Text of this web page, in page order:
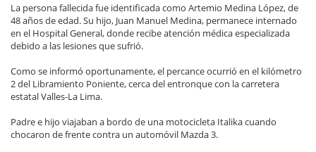
La persona fallecida fue identificada como Artemio Medina López, de
48 años de edad. Su hijo, Juan Manuel Medina, permanece internado
en el Hospital General, donde recibe atención médica especializada
debido a las lesiones que sufrió.
Como se informó oportunamente, el percance ocurrió en el kilómetro
2 del Libramiento Poniente, cerca del entronque con la carretera
estatal Valles-La Lima.
Padre e hijo viajaban a bordo de una motocicleta Italika cuando
chocaron de frente contra un automóvil Mazda 3.